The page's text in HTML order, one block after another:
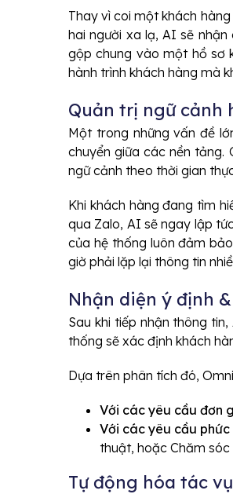
Thay vì coi một khách
hai người xa lạ, AI sẽ
gộp chung vào một hồ sơ
hành trình khách hàng mà
Quản trị ngữ cảnh
Một trong những vấn đề
chuyển giữa các nền
ngữ cảnh theo thời gian
Khi khách hàng đang tìm
qua Zalo, AI sẽ ngay lập
của hệ thống luôn đảm
giờ phải lặp lại thông tin
Nhận diện ý định
Sau khi tiếp nhận thông
thống sẽ xác định khách
Dựa trên phân tích đó,
Với các yêu cầu đơn
Với các yêu cầu phức
thuật, hoặc Chăm
Tự động hóa tác